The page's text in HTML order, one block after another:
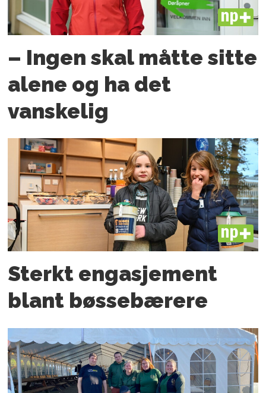
PLUS
– Ingen skal måtte sitte
alene og ha det
vanskelig
PLUS
Sterkt engasjement
blant bøssebærere